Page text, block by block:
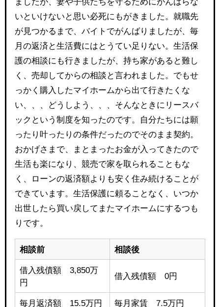
いといけないと思い必死にもがきました。就職先
が見つかるまで、バイトでがんばりましたが、毎
月の返済と生活費にはとうてい足りない。生活保
護の相談にも行きましたが、持ち家があると難し
く、売却してからの相談と言われました。でもせ
っかく購入したマイホームから出て行きたくな
い、、、どうしよう、、、そんなときにリースバ
ックという制度を知ったのです。自分たちには願
ったり叶ったりの条件だったのでそのまま契約。
おかげさまで、まとまったお金が入ってきたので
生活も楽になり、競売で家を取られることもな
く、ローンの返済額よりも安く住み続けることが
できています。生活保護に頼ることなく、いつか
出世したら買い戻してまたマイホームにするつも
りです。
相談前 相談後
借入残債額 3,850万
円
借入残債額 0円
毎月返済額 15.5万円 毎月家賃 7.5万円